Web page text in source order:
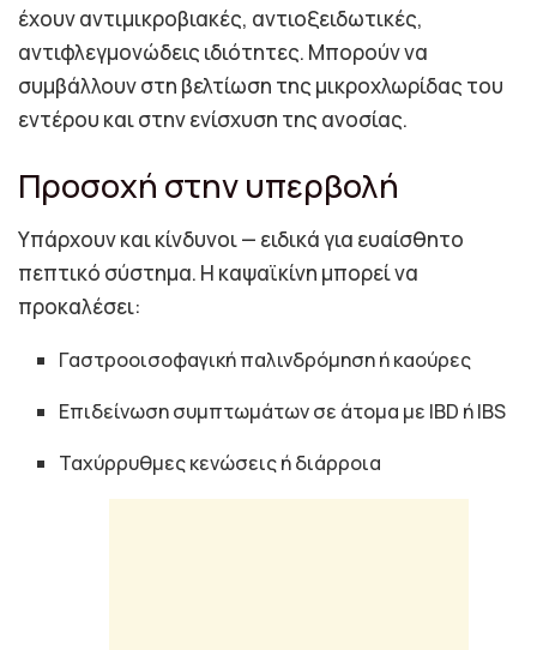
έχουν αντιμικροβιακές, αντιοξειδωτικές,
αντιφλεγμονώδεις ιδιότητες. Μπορούν να
συμβάλλουν στη βελτίωση της μικροχλωρίδας του
εντέρου και στην ενίσχυση της ανοσίας.
Προσοχή στην υπερβολή
Υπάρχουν και κίνδυνοι — ειδικά για ευαίσθητο
πεπτικό σύστημα. Η καψαϊκίνη μπορεί να
προκαλέσει:
Γαστροοισοφαγική παλινδρόμηση ή καούρες
Επιδείνωση συμπτωμάτων σε άτομα με IBD ή IBS
Ταχύρρυθμες κενώσεις ή διάρροια